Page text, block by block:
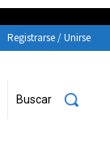
Registrarse / Unirse
Buscar